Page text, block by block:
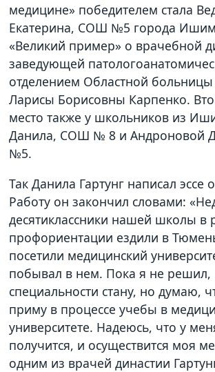
медицине» победителем стала
Екатерина, СОШ №5 города
«Великий пример» о врачебной
заведующей
отделением Областной
Ларисы Борисовны Карпенко.
место также у школьников из
Данила, СОШ № 8 и Андроновой
№5.
Так Данила Гартунг написал эссе
Работу он закончил словами:
десятиклассники нашей школы в
профориентации ездили в
посетили медицинский
побывал в нем. Пока я не решил,
специальности стану, но думаю,
приму в процессе учебы в
университете. Надеюсь, что у
получится, и осуществится моя
одним из врачей династии